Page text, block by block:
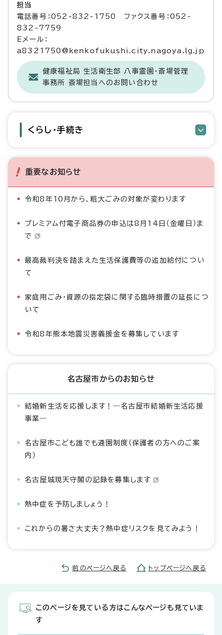
担当
電話番号：052-832-1750 ファクス番号：052-
832-7759
Eメール：
a8321750@kenkofukushi.city.nagoya.lg.jp
健康福祉局 生活衛生部 八事霊園・斎場管理
事務所 斎場担当へのお問い合わせ
くらし・手続き
重要なお知らせ
令和8年10月から、粗大ごみの対象が変わります
プレミアム付電子商品券の申込は8月14日（金曜日）ま
で
最高裁判決を踏まえた生活保護費等の追加給付につい
て
家庭用ごみ・資源の指定袋に関する臨時措置の延長につ
いて
令和8年熊本地震災害義援金を募集しています
名古屋市からのお知らせ
結婚新生活を応援します！―名古屋市結婚新生活応援
事業―
名古屋市こども誰でも通園制度（保護者の方へのご案
内）
名古屋城現天守閣の記録を募集します
熱中症を予防しましょう！
これからの暑さ大丈夫？熱中症リスクを見てみよう！
前のページへ戻る トップページへ戻る
このページを見ている方はこんなページも見ていま
す